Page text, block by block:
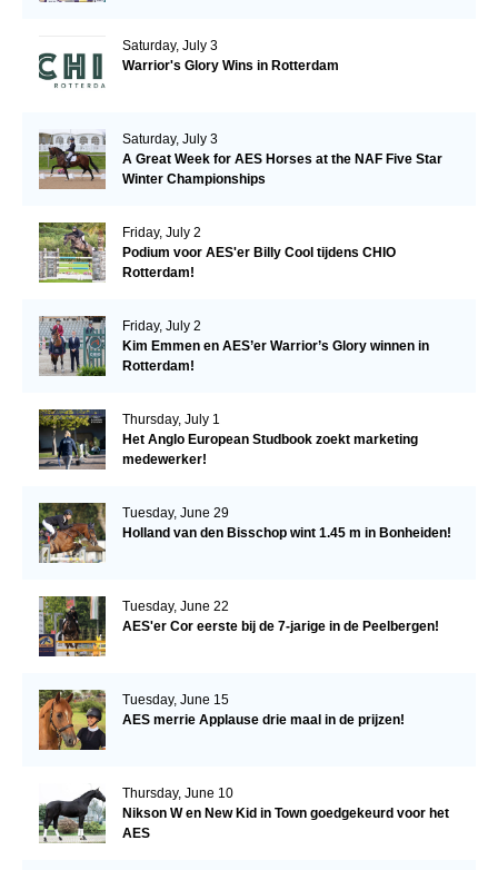
Saturday, July 3
Warrior's Glory Wins in Rotterdam
Saturday, July 3
A Great Week for AES Horses at the NAF Five Star
Winter Championships
Friday, July 2
Podium voor AES'er Billy Cool tijdens CHIO
Rotterdam!
Friday, July 2
Kim Emmen en AES’er Warrior’s Glory winnen in
Rotterdam!
Thursday, July 1
Het Anglo European Studbook zoekt marketing
medewerker!
Tuesday, June 29
Holland van den Bisschop wint 1.45 m in Bonheiden!
Tuesday, June 22
AES'er Cor eerste bij de 7-jarige in de Peelbergen!
Tuesday, June 15
AES merrie Applause drie maal in de prijzen!
Thursday, June 10
Nikson W en New Kid in Town goedgekeurd voor het
AES